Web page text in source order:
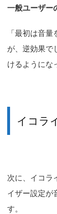
一般ユーザー
「最初は音
が、逆効果で
けるようにな
イコラ
次に、イコラ
イザー設定が
す。